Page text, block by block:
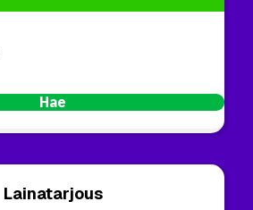
Hae
Lainatarjous